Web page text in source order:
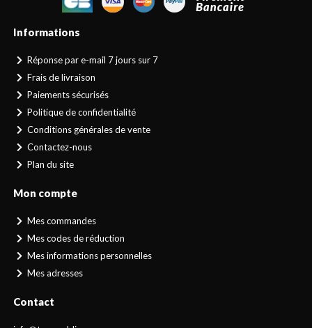
Informations
Réponse par e-mail 7 jours sur 7
Frais de livraison
Paiements sécurisés
Politique de confidentialité
Conditions générales de vente
Contactez-nous
Plan du site
Mon compte
Mes commandes
Mes codes de réduction
Mes informations personnelles
Mes adresses
Contact